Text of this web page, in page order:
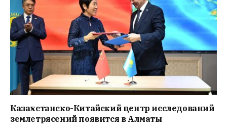
Казахстанско-Китайский центр исследований
землетрясений появится в Алматы